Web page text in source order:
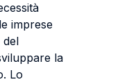
imprese
del
la
Lo